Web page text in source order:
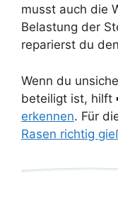
musst auch die
Belastung der
reparierst du
Wenn du
beteiligt ist, hilft
erkennen. Für
Rasen richtig